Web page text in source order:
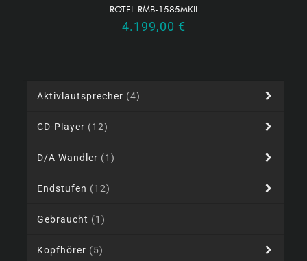
ROTEL RMB-1585MKII
4.199,00 €
Aktivlautsprecher (4)
CD-Player (12)
D/A Wandler (1)
Endstufen (12)
Gebraucht (1)
Kopfhörer (5)